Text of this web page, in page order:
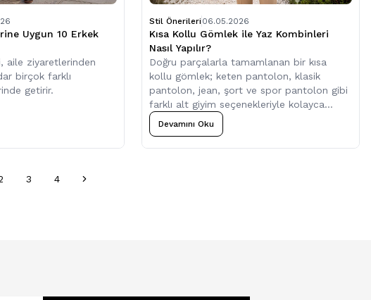
Uygun 10 Erkek
aile ziyaretlerinden
birçok farklı
getirir.
Stil Önerileri 06.05.2026
Kısa Kollu Gömlek ile Yaz Kombinleri
Nasıl Yapılır?
Doğru parçalarla tamamlanan bir kısa
kollu gömlek; keten pantolon, klasik
pantolon, jean, şort ve spor pantolon gibi
farklı alt giyim seçenekleriyle kolayca
kombinlenebilir.
Devamını Oku
3 4